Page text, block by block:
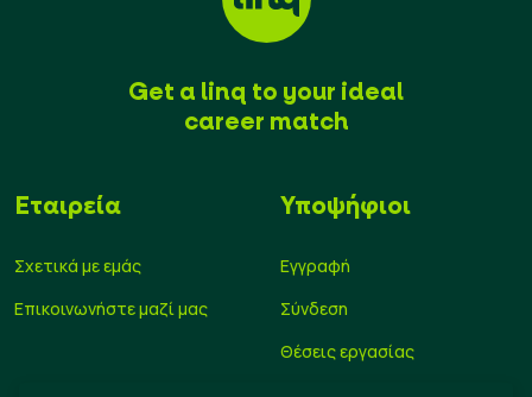
Get a linq to your ideal
career match
Εταιρεία
Σχετικά με εμάς
Επικοινωνήστε μαζί μας
Υποψήφιοι
Εγγραφή
Σύνδεση
Θέσεις εργασίας